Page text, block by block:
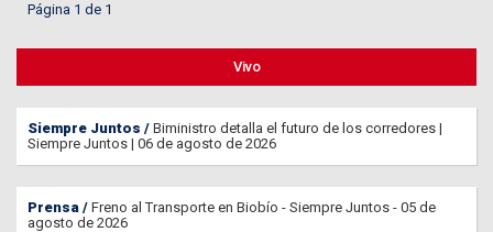
Página 1 de 1
Vivo
Siempre Juntos
Biministro detalla el futuro de los corredores |
Siempre Juntos | 06 de agosto de 2026
Prensa
Freno al Transporte en Biobío - Siempre Juntos - 05 de
agosto de 2026